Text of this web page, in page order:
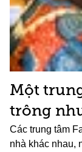
Một
trông
Các trung tâm
nhà khác nhau,